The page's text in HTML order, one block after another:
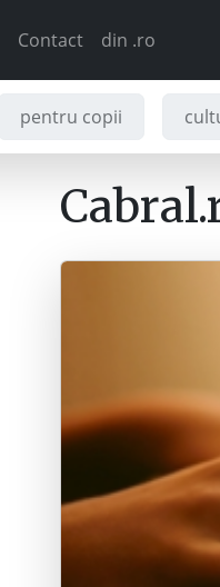
Contact din .ro
pentru copii